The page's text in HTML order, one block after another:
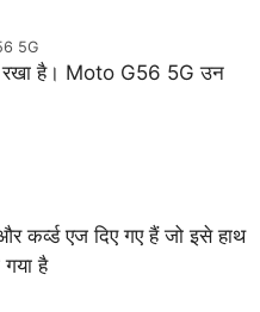
5G
रखा है। Moto G56 5G उन
कर्व्ड एज दिए गए हैं जो इसे हाथ
है